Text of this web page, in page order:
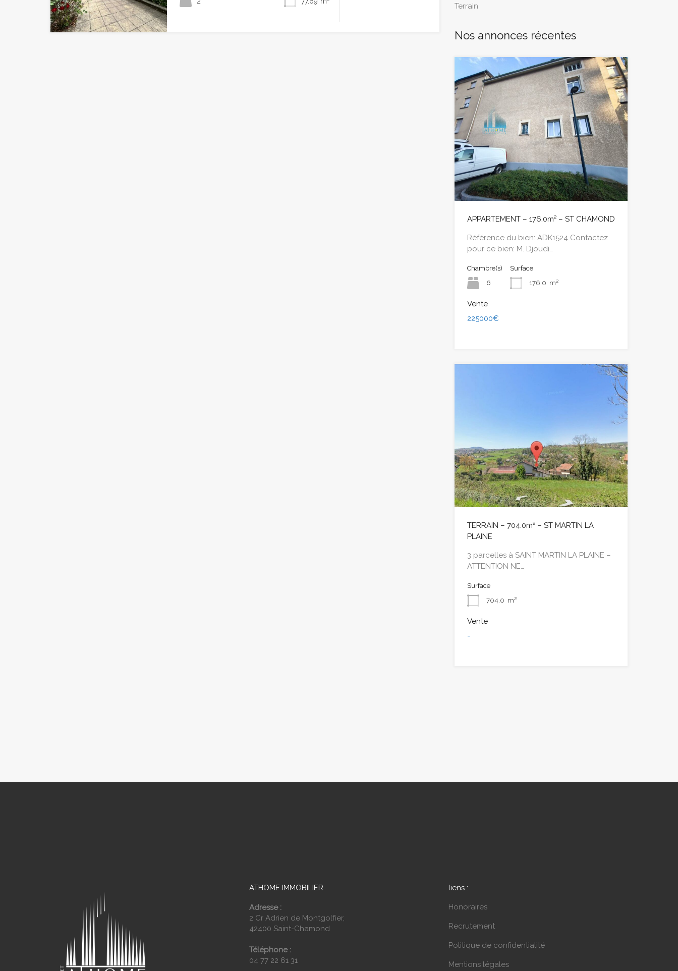
Terrain
Nos annonces récentes
APPARTEMENT – 176.0m² – ST CHAMOND
Référence du bien: ADK1524 Contactez
pour ce bien: M. Djoudi…
Chambre(s)
6
Surface
176.0 m²
Vente
225000€
TERRAIN – 704.0m² – ST MARTIN LA
PLAINE
3 parcelles à SAINT MARTIN LA PLAINE –
ATTENTION NE…
Surface
704.0 m²
Vente
-
ATHOME IMMOBILIER
Adresse :
2 Cr Adrien de Montgolfier,
42400 Saint-Chamond
Téléphone :
04 77 22 61 31
liens :
Honoraires
Recrutement
Politique de confidentialité
Mentions légales